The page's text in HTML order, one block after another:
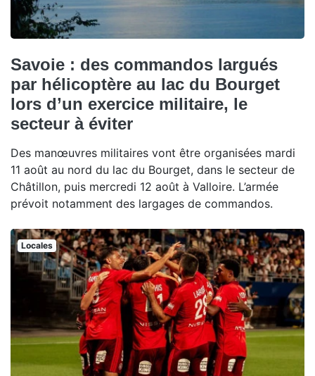
Savoie : des commandos largués
par hélicoptère au lac du Bourget
lors d’un exercice militaire, le
secteur à éviter
Des manœuvres militaires vont être organisées mardi
11 août au nord du lac du Bourget, dans le secteur de
Châtillon, puis mercredi 12 août à Valloire. L’armée
prévoit notamment des largages de commandos.
Locales